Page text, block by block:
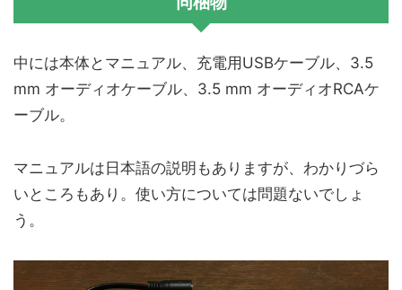
中には本体とマニュアル、充電用USBケーブル、3.5
mm オーディオケーブル、3.5 mm オーディオRCAケ
ーブル。
マニュアルは日本語の説明もありますが、わかりづら
いところもあり。使い方については問題ないでしょ
う。